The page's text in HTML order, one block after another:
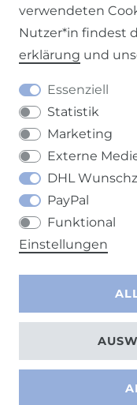
VERTRAG
verwendeten
Nutzer*in findest
erklärung und
Essenziell
Statistik
Marketing
Externe
DHL
PayPal
Funktional
Einstellungen